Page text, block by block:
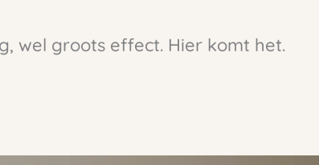
wel groots effect. Hier komt het.